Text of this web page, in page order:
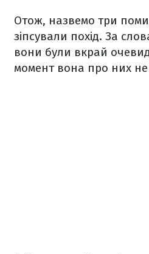
Отож, назвемо три
зіпсували похід. За
вони були вкрай
момент вона про них